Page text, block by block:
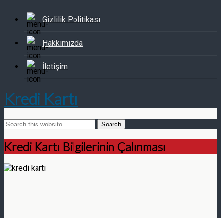
Gizlilik Politikası
Hakkımızda
İletişim
Kredi Kartı
Kredi Kartı Bilgilerinin Çalınması